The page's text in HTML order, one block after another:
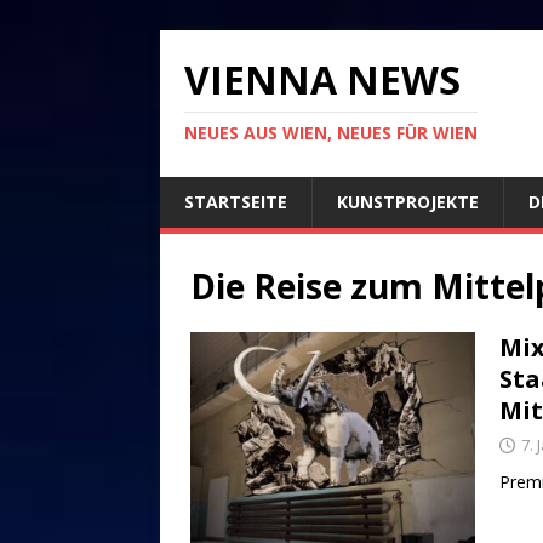
VIENNA NEWS
NEUES AUS WIEN, NEUES FÜR WIEN
STARTSEITE KUNSTPROJEKTE
Die Reise zum
7.